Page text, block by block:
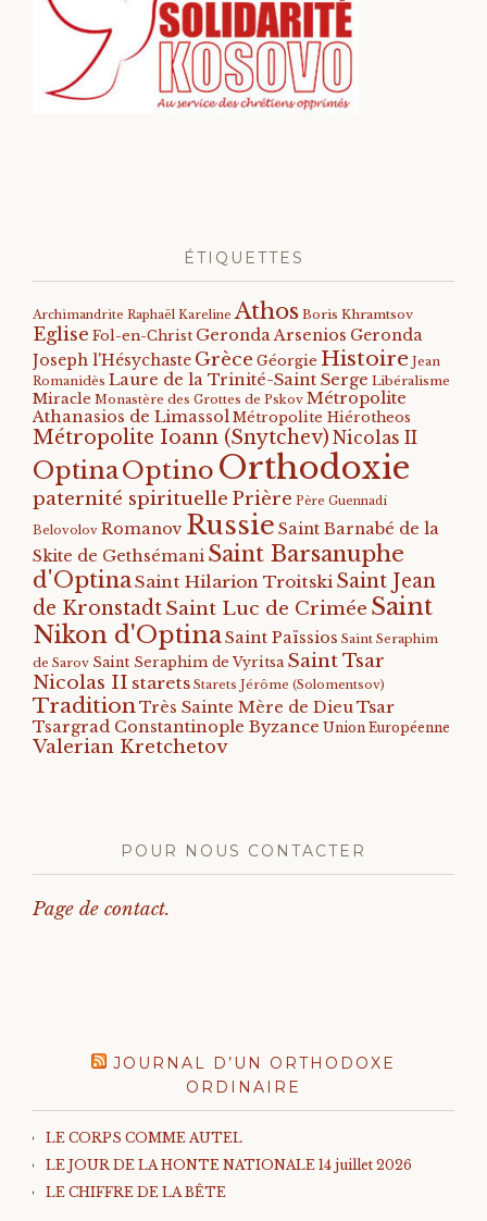
ÉTIQUETTES
Archimandrite Raphaël Kareline Athos Boris Khramtsov
Eglise Fol-en-Christ Geronda Arsenios Geronda
Joseph l'Hésychaste Grèce Géorgie Histoire Jean
Romanidès Laure de la Trinité-Saint Serge Libéralisme
Miracle Monastère des Grottes de Pskov Métropolite
Athanasios de Limassol Métropolite Hiérotheos
Métropolite Ioann (Snytchev) Nicolas II
OptinaOptino Orthodoxie
paternité spirituelle Prière Père Guennadi
Belovolov Romanov Russie Saint Barnabé de la
Skite de Gethsémani Saint Barsanuphe
d'OptinaSaint Hilarion Troitski Saint Jean
de KronstadtSaint Luc de Crimée Saint
Nikon d'OptinaSaint Païssios Saint Seraphim
de Sarov Saint Seraphim de Vyritsa Saint Tsar
Nicolas II starets Starets Jérôme (Solomentsov)
TraditionTrès Sainte Mère de DieuTsar
Tsargrad Constantinople Byzance Union Européenne
Valerian Kretchetov
POUR NOUS CONTACTER
Page de contact.
JOURNAL D’UN ORTHODOXE
ORDINAIRE
LE CORPS COMME AUTEL
LE JOUR DE LA HONTE NATIONALE 14 juillet 2026
LE CHIFFRE DE LA BÊTE